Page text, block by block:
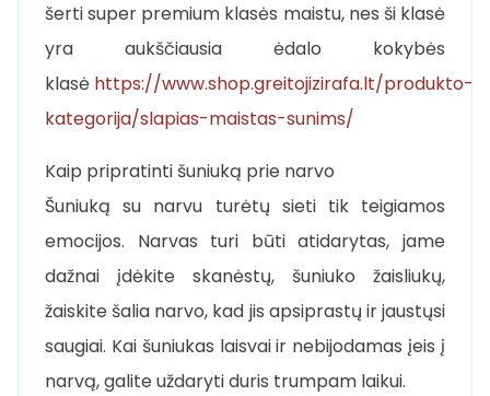
šerti super premium klasės maistu, nes ši klasė
yra aukščiausia ėdalo kokybės
klasė https://www.shop.greitojizirafa.lt/produkto-
kategorija/slapias-maistas-sunims/
Kaip pripratinti šuniuką prie narvo
Šuniuką su narvu turėtų sieti tik teigiamos
emocijos. Narvas turi būti atidarytas, jame
dažnai įdėkite skanėstų, šuniuko žaisliukų,
žaiskite šalia narvo, kad jis apsiprastų ir jaustųsi
saugiai. Kai šuniukas laisvai ir nebijodamas įeis į
narvą, galite uždaryti duris trumpam laikui.